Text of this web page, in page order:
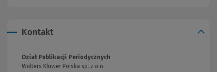
Kontakt
Dział Publikacji Periodycznych
Wolters Kluwer Polska sp. z o.o.